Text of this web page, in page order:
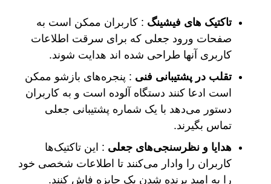
تاکتیک های فیشینگ : کاربران ممکن است به
صفحات ورود جعلی که برای سرقت اطلاعات
کاربری آنها طراحی شده اند هدایت شوند.
تقلب در پشتیبانی فنی : پنجره‌های بازشو ممکن
است ادعا کنند دستگاه آلوده است و به کاربران
دستور می‌دهد با یک شماره پشتیبانی جعلی
تماس بگیرند.
هدایا و نظرسنجی‌های جعلی : این تاکتیک‌ها
کاربران را وادار می‌کنند تا اطلاعات شخصی خود
را به امید برنده شدن یک جایزه فاش کنند.